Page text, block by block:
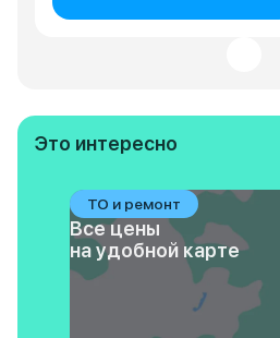
Это интересно
ТО и ремонт
Все цены
на удобной карте